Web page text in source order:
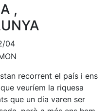
,
04
recorrent el país i ens
veuríem la riquesa
que un dia varen ser